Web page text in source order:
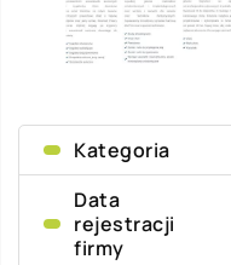
Kategoria
Data
rejestracji
firmy